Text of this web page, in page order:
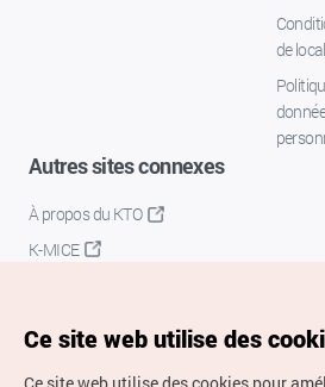
de
Autres sites connexes
À propos du KTO
K-MICE
Ce site web utilise des